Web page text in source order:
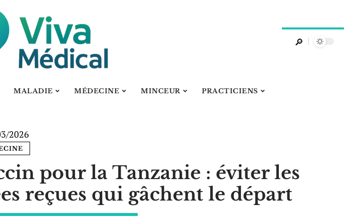
MALADIE MÉDECINE MINCEUR PRACTICIENS
2026
pour la Tanzanie : éviter les
reçues qui gâchent le départ